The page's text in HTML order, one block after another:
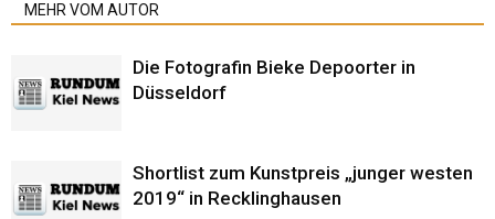
MEHR VOM AUTOR
Die Fotografin Bieke Depoorter in
Düsseldorf
Shortlist zum Kunstpreis „junger westen
2019“ in Recklinghausen